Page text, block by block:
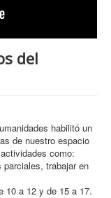
del
habilitó un
de nuestro espacio
como:
trabajar en
10 a 12 y de 15 a 17.